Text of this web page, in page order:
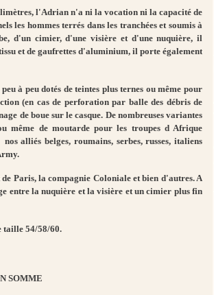
l'Adrian n'a ni la vocation ni la capacité de
les hommes terrés dans les tranchées et soumis à
d'un cimier, d'une visière et d'une nuquière, il
et de gaufrettes d'aluminium, il porte également
à peu dotés de teintes plus ternes ou même pour
(en cas de perforation par balle des débris de
de boue sur le casque. De nombreuses variantes
même de moutarde pour les troupes d Afrique
alliés belges, roumains, serbes, russes, italiens
Paris, la compagnie Coloniale et bien d'autres. A
entre la nuquière et la visière et un cimier plus fin
taille 54/58/60.
SOMME